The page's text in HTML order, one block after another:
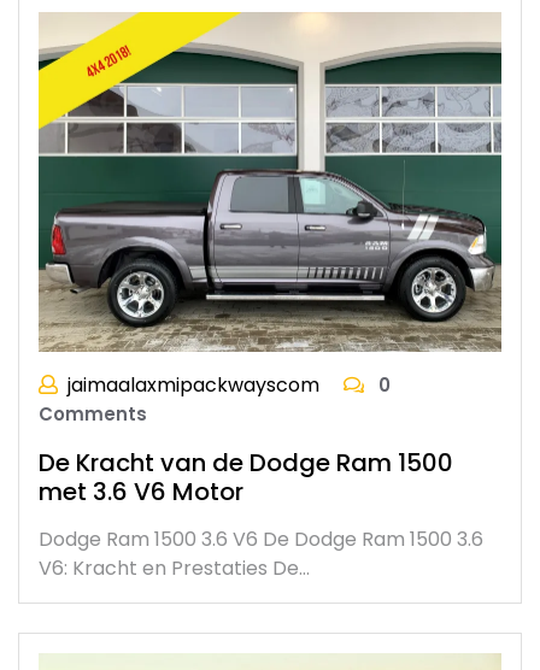
jaimaalaxmipackwayscom
0
Comments
De Kracht van de Dodge Ram 1500
met 3.6 V6 Motor
Dodge Ram 1500 3.6 V6 De Dodge Ram 1500 3.6
V6: Kracht en Prestaties De…